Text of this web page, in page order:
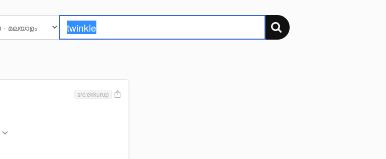
src:ekkurup